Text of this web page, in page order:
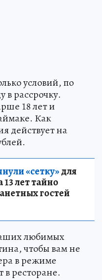
условий, по
в рассрочку.
18 лет и
Как
действует на
«сетку»для
лет тайно
гостей
любимых
чтобы вам не
в режиме
ресторане.